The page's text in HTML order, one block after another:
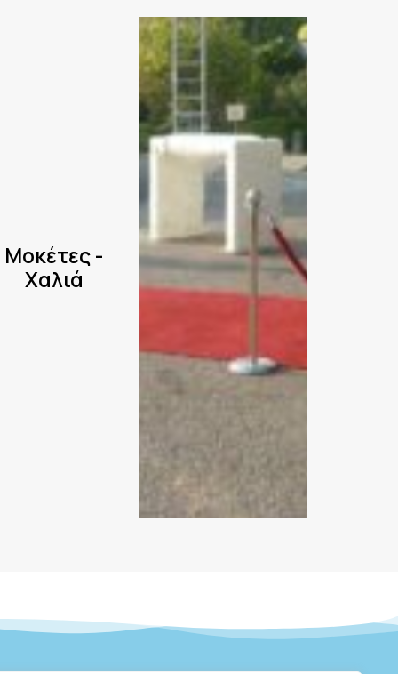
Μοκέτες -
Χαλιά